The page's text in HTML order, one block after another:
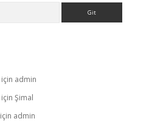
için admin
için Şimal
için admin